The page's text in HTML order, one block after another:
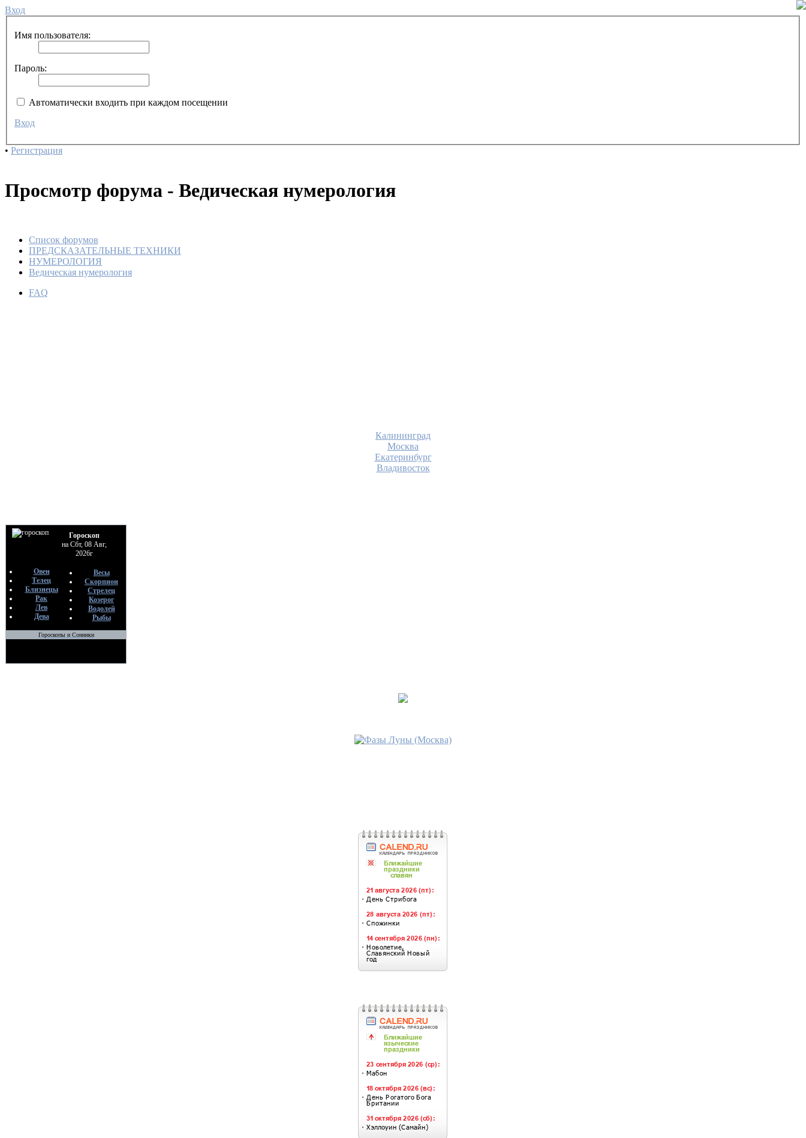
Вход
Имя пользователя:
Пароль:
Автоматически входить при каждом посещении
Вход
• Регистрация
Просмотр форума - Ведическая нумерология
Список форумов
ПРЕДСКАЗАТЕЛЬНЫЕ ТЕХНИКИ
НУМЕРОЛОГИЯ
Ведическая нумерология
FAQ
Калининград
Москва
Екатеринбург
Владивосток
Гороскоп
на Сбт, 08 Авг,
2026г
Овен
Телец
Близнецы
Рак
Лев
Дева
Весы
Скорпион
Стрелец
Козерог
Водолей
Рыбы
Гороскопы и Сонники